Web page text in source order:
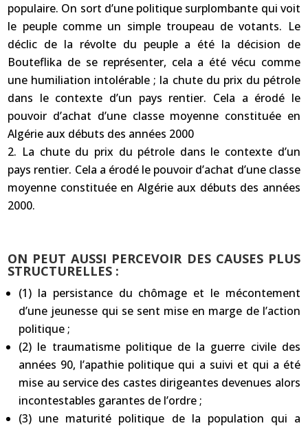
populaire. On sort d’une politique surplombante qui voit
le peuple comme un simple troupeau de votants. Le
déclic de la révolte du peuple a été la décision de
Bouteflika de se représenter, cela a été vécu comme
une humiliation intolérable ; la chute du prix du pétrole
dans le contexte d’un pays rentier. Cela a érodé le
pouvoir d’achat d’une classe moyenne constituée en
Algérie aux débuts des années 2000
La chute du prix du pétrole dans le contexte d’un
pays rentier. Cela a érodé le pouvoir d’achat d’une classe
moyenne constituée en Algérie aux débuts des années
2000.
ON PEUT AUSSI PERCEVOIR DES CAUSES PLUS
STRUCTURELLES :
(1) la persistance du chômage et le mécontement
d’une jeunesse qui se sent mise en marge de l’action
politique ;
(2) le traumatisme politique de la guerre civile des
années 90, l’apathie politique qui a suivi et qui a été
mise au service des castes dirigeantes devenues alors
incontestables garantes de l’ordre ;
(3) une maturité politique de la population qui a